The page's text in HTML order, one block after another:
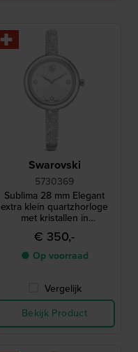
Swarovski
5730369
Sublima 28 mm Elegant
extra klein quartzhorloge
met kristallen in
armbandstijl
€ 350,-
● Op voorraad
Vergelijk
Bekijk Product